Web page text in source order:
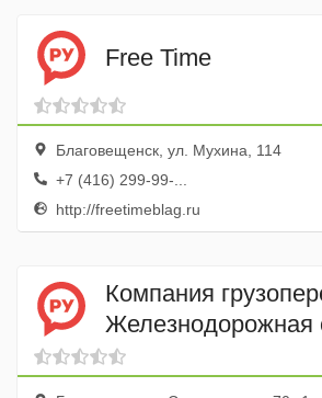
Free Time
Благовещенск, ул. Мухина, 114
+7 (416) 299-99-...
http://freetimeblag.ru
Компания
Железнодорожная